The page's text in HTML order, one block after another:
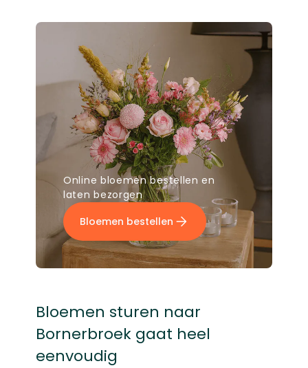
Online bloemen bestellen en
laten bezorgen
Bloemen bestellen
Bloemen sturen naar
Bornerbroek gaat heel
eenvoudig